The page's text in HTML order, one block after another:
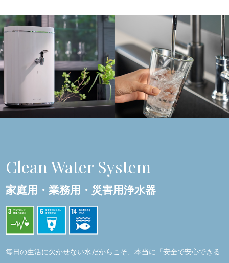
Clean Water System
家庭用・業務用・災害用浄水器
毎日の生活に欠かせない水だからこそ、本当に「安全で安心できる